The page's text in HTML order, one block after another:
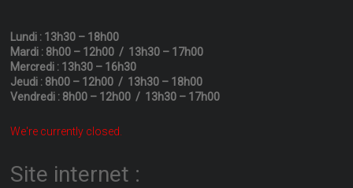
Lundi : 13h30 – 18h00
Mardi : 8h00 – 12h00 / 13h30 – 17h00
Mercredi : 13h30 – 16h30
Jeudi : 8h00 – 12h00 / 13h30 – 18h00
Vendredi : 8h00 – 12h00 / 13h30 – 17h00
We're currently closed.
Site internet :